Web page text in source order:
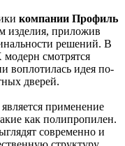
компании Профиль
изделия, приложив
решений. В
смотрятся
воплотилась идея по-
дверей.
применение
как полипропилен.
современно и